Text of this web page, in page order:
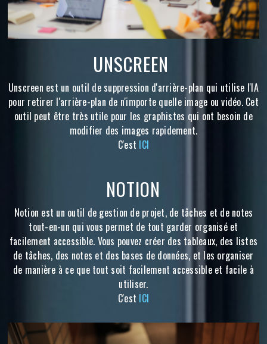
UNSCREEN
Unscreen est un outil de suppression d'arrière-plan qui utilise l'IA
pour retirer l'arrière-plan de n'importe quelle image ou vidéo. Cet
outil peut être très utile pour les graphistes qui ont besoin de
modifier des images rapidement.
C'est ICI
NOTION
Notion est un outil de gestion de projet, de tâches et de notes
tout-en-un qui vous permet de tout garder organisé et
facilement accessible. Vous pouvez créer des tableaux, des listes
de tâches, des notes et des bases de données, et les organiser
de manière à ce que tout soit facilement accessible et facile à
utiliser.
C'est ICI